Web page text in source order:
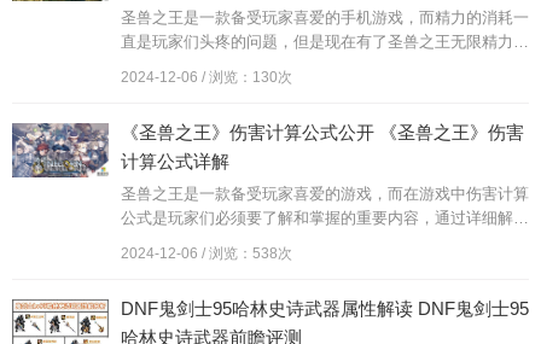
圣兽之王是一款备受玩家喜爱的手机游戏，而精力的消耗一
直是玩家们头疼的问题，但是现在有了圣兽之王无限精力攻
略，圣兽之王精力无限的秘籍让玩家们不再为精力不足而烦
恼。通过这些秘籍，玩家们能够轻松地享受游戏带来的乐
你的游戏体验吧！
2024-12-06 / 浏览：130次
《圣兽之王》伤害计算公式公开 《圣兽之王》伤害
计算公式详解
圣兽之王是一款备受玩家喜爱的游戏，而在游戏中伤害计算
公式是玩家们必须要了解和掌握的重要内容，通过详细解读
圣兽之王的伤害计算公式，玩家们可以更加准确地评估自己
的战斗力和提升自己在游戏中的竞争力。在这篇文章中我们
理解游戏机制，从而在游戏中取得更好的成绩。
2024-12-06 / 浏览：538次
DNF鬼剑士95哈林史诗武器属性解读 DNF鬼剑士95
哈林史诗武器前瞻评测